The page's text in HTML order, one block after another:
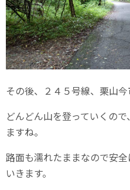
その後、２４５号線、栗山今
どんどん山を登っていくの
ますね。
路面も濡れたままなので安
いきます。